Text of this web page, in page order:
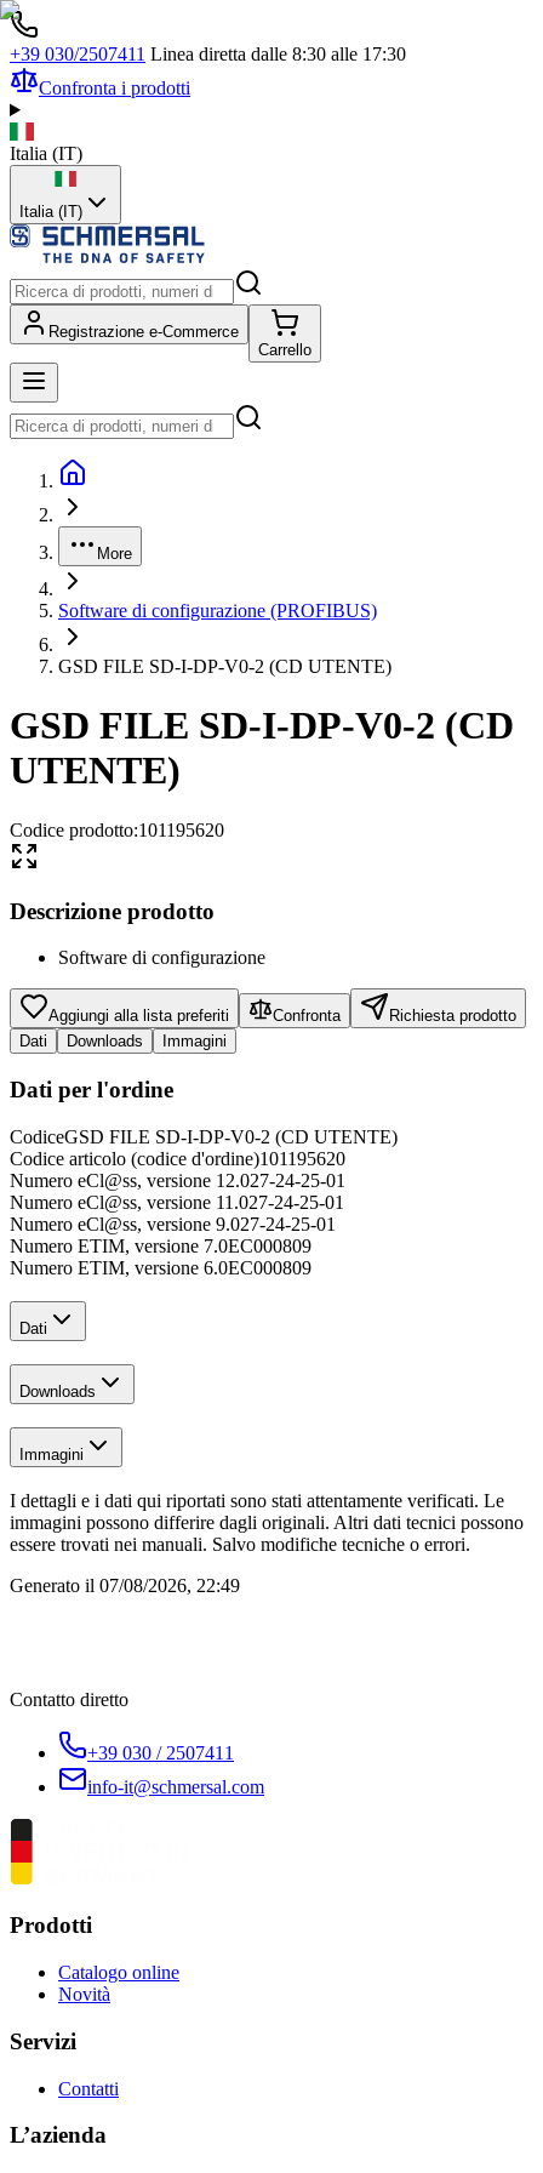
+39 030/2507411 Linea diretta dalle 8:30 alle 17:30
Confronta i prodotti
Italia (IT)
Italia (IT)
Registrazione e-Commerce
Carrello
More
Software di configurazione (PROFIBUS)
GSD FILE SD-I-DP-V0-2 (CD UTENTE)
GSD FILE SD-I-DP-V0-2 (CD
UTENTE)
Codice prodotto:101195620
Descrizione prodotto
Software di configurazione
Aggiungi alla lista preferiti Confronta
Richiesta prodotto
Dati
Downloads Immagini
Dati per l'ordine
CodiceGSD FILE SD-I-DP-V0-2 (CD UTENTE)
Codice articolo (codice d'ordine)101195620
Numero eCl@ss, versione 12.027-24-25-01
Numero eCl@ss, versione 11.027-24-25-01
Numero eCl@ss, versione 9.027-24-25-01
Numero ETIM, versione 7.0EC000809
Numero ETIM, versione 6.0EC000809
Dati
Downloads
Immagini
I dettagli e i dati qui riportati sono stati attentamente verificati. Le
immagini possono differire dagli originali. Altri dati tecnici possono
essere trovati nei manuali. Salvo modifiche tecniche o errori.
Generato il 07/08/2026, 22:49
Contatto diretto
+39 030 / 2507411
info-it@schmersal.com
Prodotti
Catalogo online
Novità
Servizi
Contatti
L’azienda